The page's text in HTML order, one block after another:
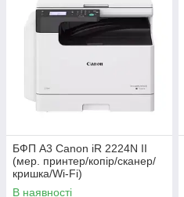
БФП A3 Canon iR 2224N II
(мер. принтер/копір/сканер/
кришка/Wi-Fi)
В наявності